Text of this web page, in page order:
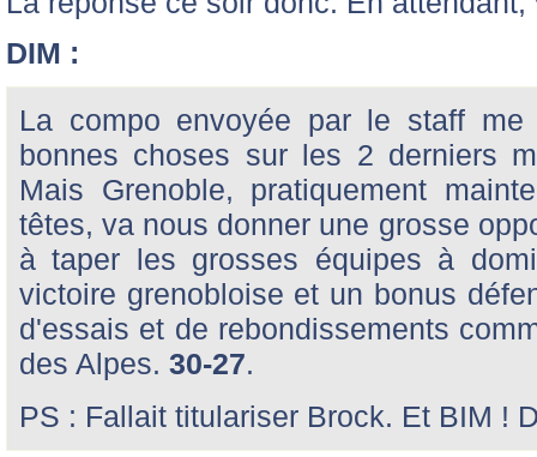
DIM :
La compo envoyée par le staff
bonnes choses sur les 2 derniers
Mais Grenoble, pratiquement
têtes, va nous donner une grosse
à taper les grosses équipes à
victoire grenobloise et un bonus
d'essais et de rebondissements
des Alpes. 30-27.
PS : Fallait titulariser Brock. Et BIM !